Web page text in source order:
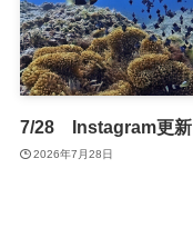
7/28 Instagram更新
2026年7月28日